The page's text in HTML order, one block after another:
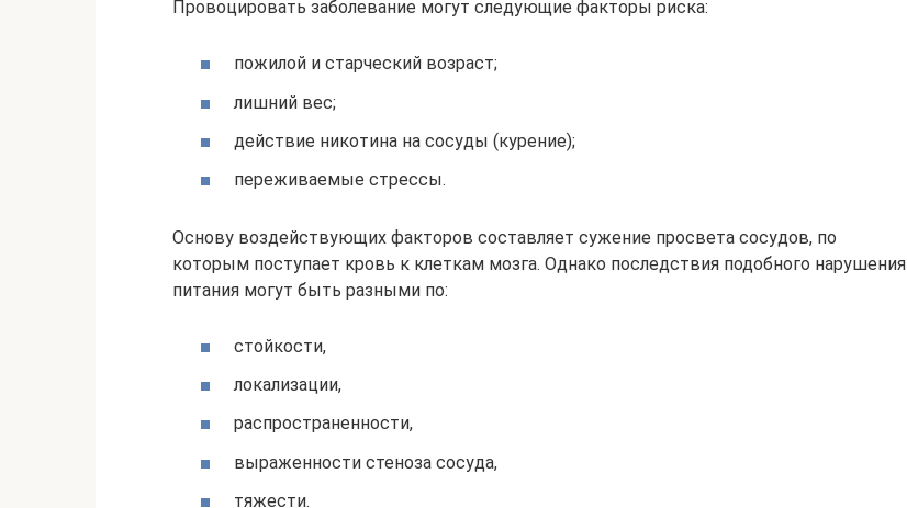
Провоцировать заболевание могут следующие факторы риска:
пожилой и старческий возраст;
лишний вес;
действие никотина на сосуды (курение);
переживаемые стрессы.
Основу воздействующих факторов составляет сужение просвета сосудов, по
которым поступает кровь к клеткам мозга. Однако последствия подобного нарушения
питания могут быть разными по:
стойкости,
локализации,
распространенности,
выраженности стеноза сосуда,
тяжести.